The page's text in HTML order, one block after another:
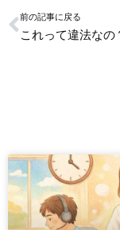
Prev
前の記事に戻る